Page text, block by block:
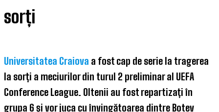
sorți
Universitatea Craiova a fost cap de serie la tragerea
la sorți a meciurilor din turul 2 preliminar al UEFA
Conference League. Oltenii au fost repartizați în
grupa 6 și vor juca cu învingătoarea dintre Botev